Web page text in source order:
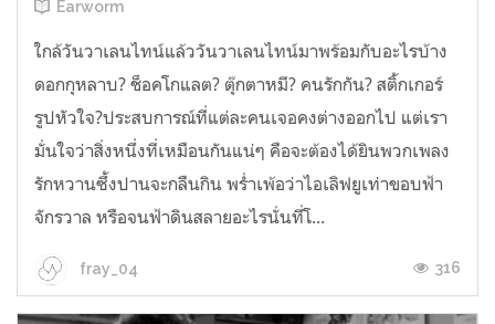
Earworm
ใกล้วันวาเลนไทน์แล้ววันวาเลนไทน์มาพร้อมกับอะไรบ้าง
ดอกกุหลาบ? ช็อคโกแลต? ตุ๊กตาหมี? คนรักกัน? สติ้กเกอร์
รูปหัวใจ?ประสบการณ์ที่แต่ละคนเจอคงต่างออกไป แต่เรา
มั่นใจว่าสิ่งหนึ่งที่เหมือนกันแน่ๆ คือจะต้องได้ยินพวกเพลง
รักหวานซึ้งปานจะกลืนกิน พร่ำเพ้อว่าไอเลิฟยูเท่าขอบฟ้า
จักรวาล หรือจนฟ้าดินสลายอะไรนั่นที่โ...
fray_04 316